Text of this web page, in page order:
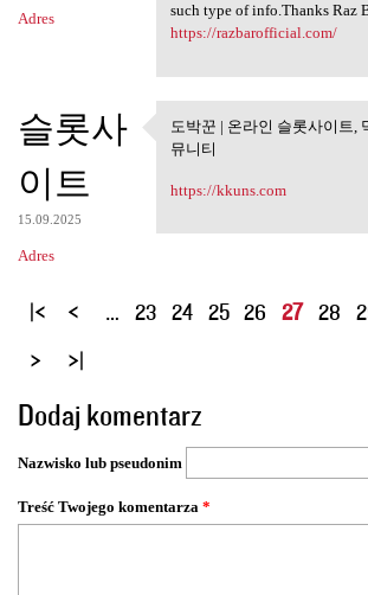
Adres
such type of info.Thanks Raz
https://razbarofficial.com/
슬롯사
이트
15.09.2025
Adres
도박꾼 | 온라인 슬
도박꾼 | 온라인 슬롯사이트,
뮤니티
https://kkuns.com
S
o
n
y
… 23 24 25 26 27 28
Dodaj komentarz
Nazwisko lub pseudonim
Treść Twojego komentarza *